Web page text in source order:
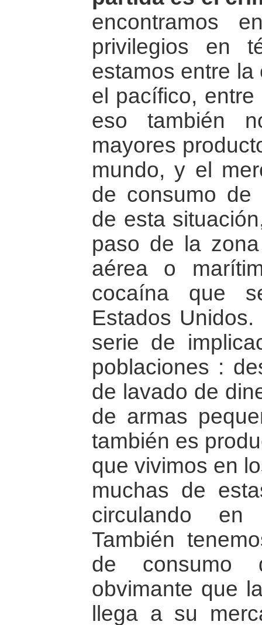
encontramos
privilegios en
estamos entre
el pacífico,
eso también
mayores
mundo, y el
de consumo de
de esta
paso de la
aérea o
cocaína que
Estados
serie de
poblaciones :
de lavado de
de armas
también es
que vivimos en
muchas de
circulando en
También
de consumo
obvimante que
llega a su